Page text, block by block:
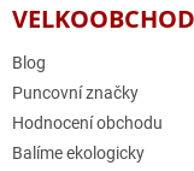
Blog
Puncovní značky
Hodnocení obchodu
Balíme ekologicky